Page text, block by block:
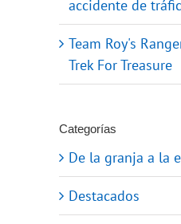
accidente de
Team Roy's
Trek For Treasure
Categorías
De la granja a la
Destacados